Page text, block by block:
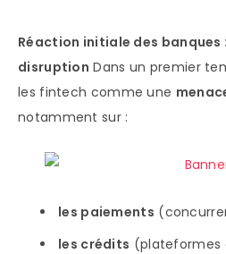
Réaction initiale des banques
disruption Dans un premier
les fintech comme une
notamment sur :
les paiements
les crédits (plateformes